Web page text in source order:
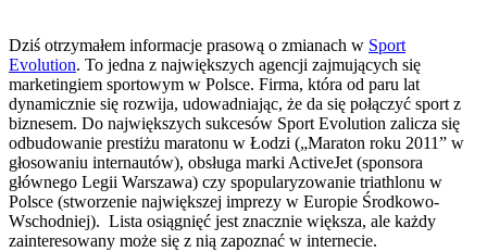
Dziś otrzymałem informacje prasową o zmianach w Sport
Evolution. To jedna z największych agencji zajmujących się
marketingiem sportowym w Polsce. Firma, która od paru lat
dynamicznie się rozwija, udowadniając, że da się połączyć sport z
biznesem. Do największych sukcesów Sport Evolution zalicza się
odbudowanie prestiżu maratonu w Łodzi („Maraton roku 2011” w
głosowaniu internautów), obsługa marki ActiveJet (sponsora
głównego Legii Warszawa) czy spopularyzowanie triathlonu w
Polsce (stworzenie największej imprezy w Europie Środkowo-
Wschodniej). Lista osiągnięć jest znacznie większa, ale każdy
zainteresowany może się z nią zapoznać w internecie.